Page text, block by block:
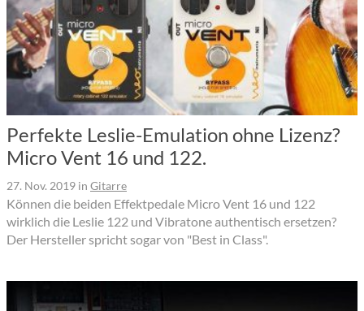
Perfekte Leslie-Emulation ohne Lizenz?
Micro Vent 16 und 122.
27. Nov. 2019 in Gitarre
Können die beiden Effektpedale Micro Vent 16 und 122
wirklich die Leslie 122 und Vibratone authentisch ersetzen?
Der Hersteller spricht sogar von "Best in Class".